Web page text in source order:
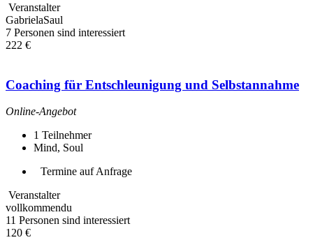
Veranstalter
GabrielaSaul
7 Personen sind interessiert
222 €
Coaching für Entschleunigung und Selbstannahme
Online-Angebot
1 Teilnehmer
Mind, Soul
Termine auf Anfrage
Veranstalter
vollkommendu
11 Personen sind interessiert
120 €